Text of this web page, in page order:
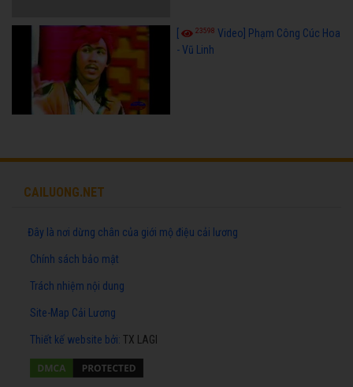
23598 Video] Phạm Công Cúc Hoa
- Vũ Linh
CAILUONG.NET
Đây là nơi dừng chân của giới mộ điệu cải lương
Chính sách bảo mật
Trách nhiệm nội dung
Site-Map Cải Lương
Thiết kế website bởi: TX LAGI